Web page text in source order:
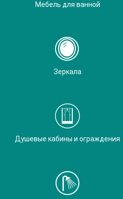
Мебель для ванной
Зеркала
Душевые кабины и ограждения